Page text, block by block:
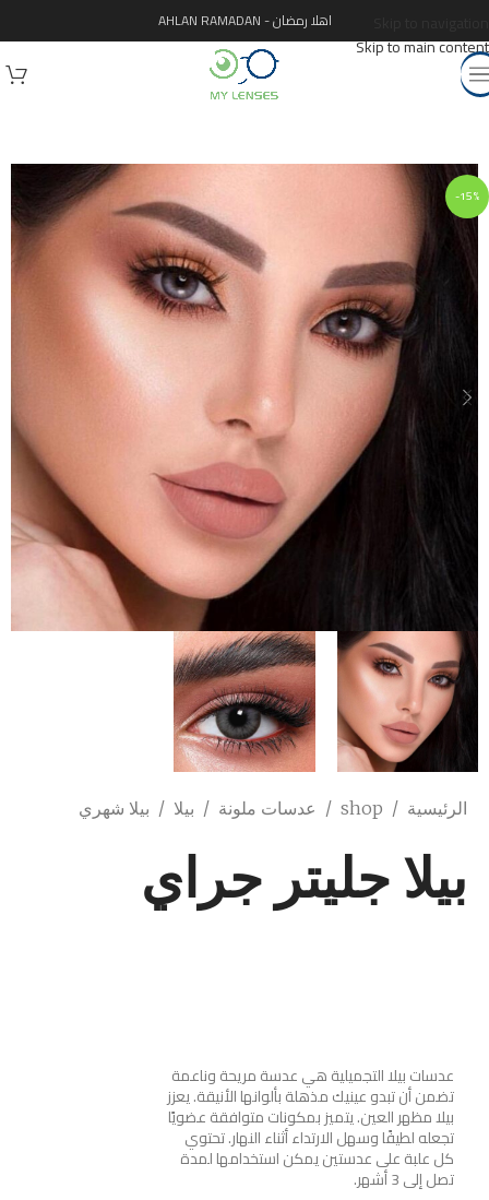
Skip to main content
اهلا رمضان - AHLAN RAMADAN
-15%
الرئيسية /
shop
/ عدسات ملونة / بيلا / بيلا شهري
بيلا جليتر جراي
عدسات بيلا التجميلية هي عدسة مريحة وناعمة
تضمن أن تبدو عينيك مذهلة بألوانها الأنيقة. يعزز
بيلا مظهر العين. يتميز بمكونات متوافقة عضويًا
تجعله لطيفًا وسهل الارتداء أثناء النهار. تحتوي
كل علبة على عدستين يمكن استخدامها لمدة
تصل إلى 3 أشهر
.